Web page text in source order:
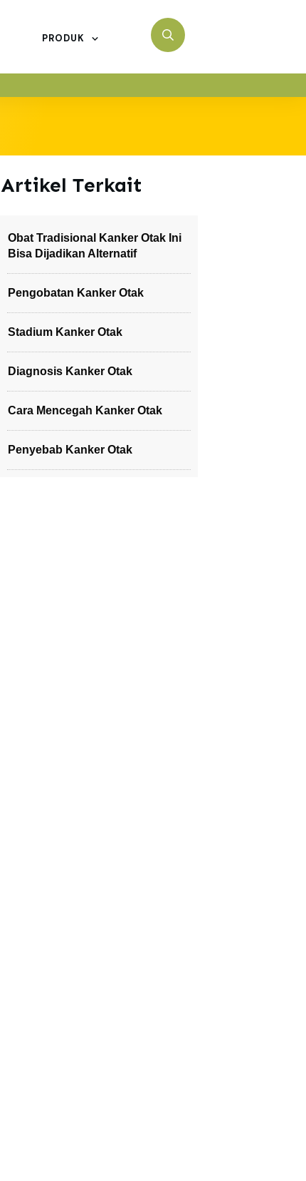
PRODUK
Artikel Terkait
Obat Tradisional Kanker Otak Ini
Bisa Dijadikan Alternatif
Pengobatan Kanker Otak
Stadium Kanker Otak
Diagnosis Kanker Otak
Cara Mencegah Kanker Otak
Penyebab Kanker Otak